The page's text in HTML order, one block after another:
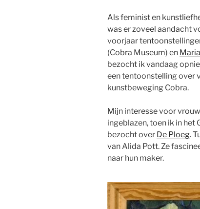
Als feminist en
was er zoveel aandacht
voorjaar
(Cobra Museum) en
bezocht ik vandaag
een tentoonstelling over
kunstbeweging Cobra.
Mijn interesse voor
ingeblazen, toen ik in
bezocht over De Ploeg.
van Alida Pott. Ze
naar hun maker.